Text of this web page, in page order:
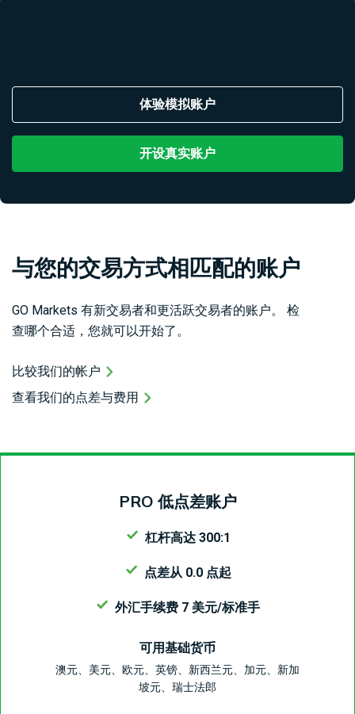
体验模拟账户
开设真实账户
与您的交易方式相匹配的账户
GO Markets 有新交易者和更活跃交易者的账户。 检
查哪个合适，您就可以开始了。
比较我们的帐户
查看我们的点差与费用
PRO 低点差账户
杠杆高达 300:1
点差从 0.0 点起
外汇手续费 7 美元/标准手
可用基础货币
澳元、美元、欧元、英镑、新西兰元、加元、新加
坡元、瑞士法郎